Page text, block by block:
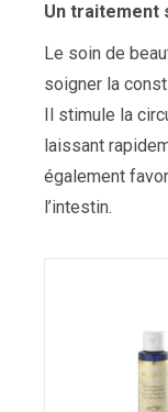
Un traitement
Le soin de
soigner la
Il stimule la
laissant
également
l’intestin.